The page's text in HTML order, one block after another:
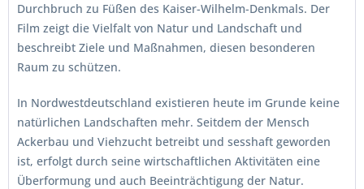
Durchbruch zu Füßen des Kaiser-Wilhelm-Denkmals. Der
Film zeigt die Vielfalt von Natur und Landschaft und
beschreibt Ziele und Maßnahmen, diesen besonderen
Raum zu schützen.
In Nordwestdeutschland existieren heute im Grunde keine
natürlichen Landschaften mehr. Seitdem der Mensch
Ackerbau und Viehzucht betreibt und sesshaft geworden
ist, erfolgt durch seine wirtschaftlichen Aktivitäten eine
Überformung und auch Beeinträchtigung der Natur.